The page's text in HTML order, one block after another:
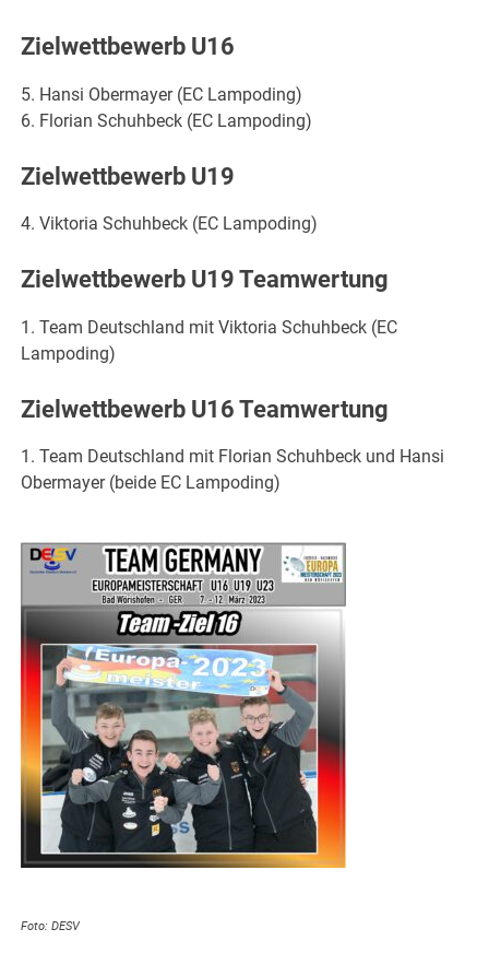
Zielwettbewerb U16
5. Hansi Obermayer (EC Lampoding)
6. Florian Schuhbeck (EC Lampoding)
Zielwettbewerb U19
4. Viktoria Schuhbeck (EC Lampoding)
Zielwettbewerb U19 Teamwertung
1. Team Deutschland mit Viktoria Schuhbeck (EC
Lampoding)
Zielwettbewerb U16 Teamwertung
1. Team Deutschland mit Florian Schuhbeck und Hansi
Obermayer (beide EC Lampoding)
Foto: DESV